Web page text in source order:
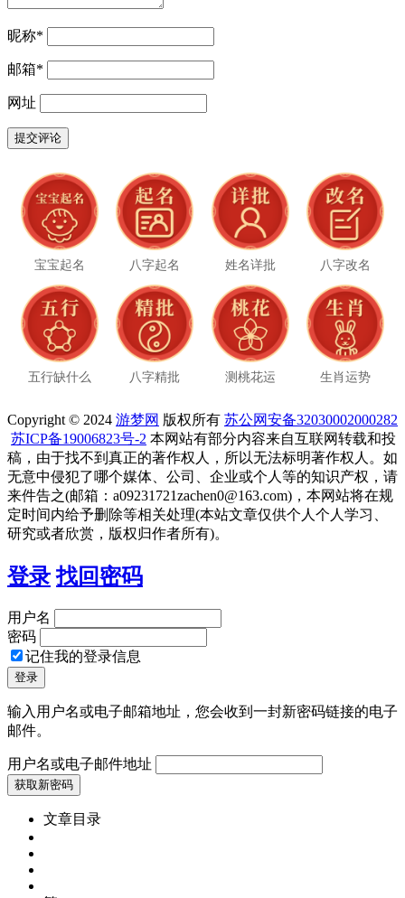
昵称*
邮箱*
网址
宝宝起名 八字起名 姓名详批 八字改名
五行缺什么 八字精批 测桃花运 生肖运势
Copyright © 2024 游梦网 版权所有 苏公网安备32030002000282
苏ICP备19006823号-2 本网站有部分内容来自互联网转载和投
稿，由于找不到真正的著作权人，所以无法标明著作权人。如
无意中侵犯了哪个媒体、公司、企业或个人等的知识产权，请
来件告之(邮箱：a09231721zachen0@163.com)，本网站将在规
定时间内给予删除等相关处理(本站文章仅供个人个人学习、
研究或者欣赏，版权归作者所有)。
登录 找回密码
用户名
密码
记住我的登录信息
输入用户名或电子邮箱地址，您会收到一封新密码链接的电子
邮件。
用户名或电子邮件地址
文章目录